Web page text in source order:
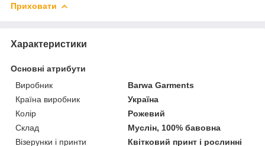
Приховати
Характеристики
Основні атрибути
Виробник
Barwa Garments
Країна виробник
Україна
Колір
Рожевий
Склад
Муслін, 100% бавовна
Візерунки і принти
Квітковий принт і рослинні